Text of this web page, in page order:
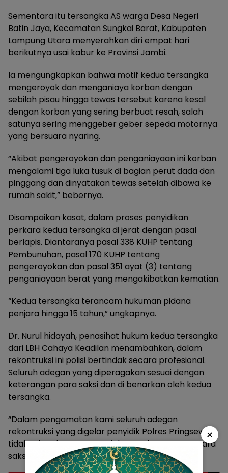
Sementara itu tersangka AS warga Desa Negeri
Batin Jaya, Kecamatan Sungkai Barat, Kabupaten
Lampung Utara menyerahkan diri empat hari
berikutnya usai kabur ke Provinsi Jambi.
Ia mengungkapkan bahwa motif kedua tersangka
mengeroyok dan menganiaya korban dengan
sebilah pisau hingga tewas tersebut karena kesal
dengan korban yang sering berbuat resah, salah
satunya sering menggeber geber sepeda motornya
yang bersuara nyaring.
“Akibat pengeroyokan dan penganiayaan ini korban
mengalami tiga luka tusuk di bagian perut dada dan
pinggang dan dinyatakan tewas setelah dibawa ke
rumah sakit,” bebernya.
Disampaikan kasat, dalam proses penyidikan
perkara kedua tersangka di jerat dengan pasal
berlapis. Diantaranya pasal 338 KUHP tentang
Pembunuhan, pasal 170 KUHP tentang
pengeroyokan dan pasal 351 ayat (3) tentang
penganiayaan berat yang mengakibatkan kematian.
“Kedua tersangka terancam hukuman pidana
penjara hingga 15 tahun,” ungkapnya.
Dr. Nurul hidayah, penasihat hukum kedua tersangka
dari LBH Cahaya Keadilan menambahkan, dalam
rekontruksi ini polisi bertindak secara profesional.
Seluruh adegan yang diperagakan sesuai dengan
keterangan para saksi dan di benarkan oleh kedua
tersangka.
“Dalam pengamatan kami seluruh adegan
rekontruksi yang digelar penyidik Polres Pringsewu
tidak ada rekayasa, sesuai dengan keterangan para
saksi dan diakui tersangka,” ungkapnya. (R17@l)
×